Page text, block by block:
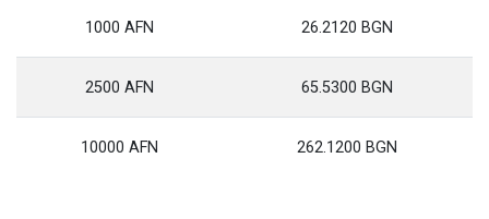
1000 AFN 26.2120 BGN
2500 AFN 65.5300 BGN
10000 AFN 262.1200 BGN